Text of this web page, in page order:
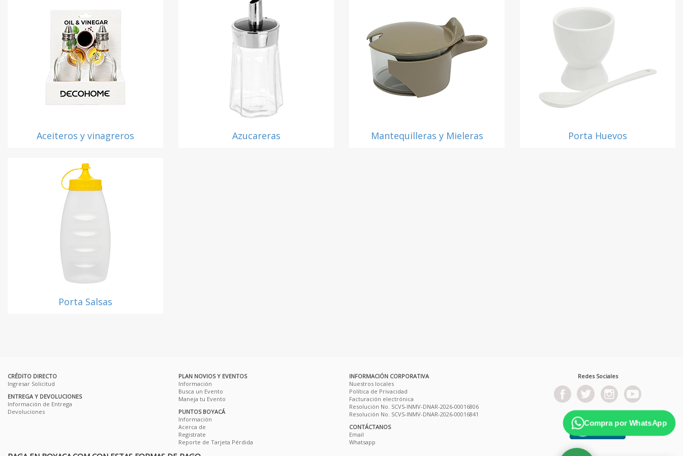
Aceiteros y vinagreros Azucareras Mantequilleras y Mieleras Porta Huevos
Porta Salsas
CRÉDITO DIRECTO
Ingresar Solicitud
ENTREGA Y DEVOLUCIONES
Información de Entrega
Devoluciones
PLAN NOVIOS Y EVENTOS
Información
Busca un Evento
Maneja tu Evento
PUNTOS BOYACÁ
Información
Acerca de
Registrate
Reporte de Tarjeta Pérdida
INFORMACIÓN CORPORATIVA
Nuestros locales
Política de Privacidad
Facturación electrónica
Resolución No. SCVS-INMV-DNAR-2026-00016806
Resolución No. SCVS-INMV-DNAR-2026-00016841
CONTÁCTANOS
Email
Whatsapp
Redes Sociales
Compra por WhatsApp